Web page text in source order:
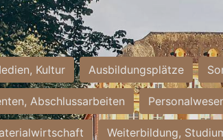
Kultur Ausbildungsplätze
Abschlussarbeiten
Weiterbildung,